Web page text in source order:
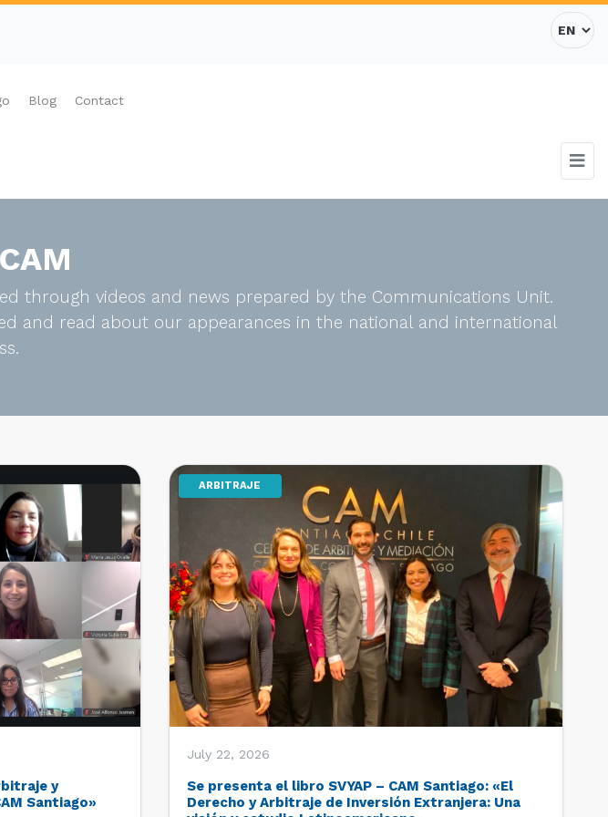
Blog Contact
through videos and news prepared by the Communications Unit.
and read about our appearances in the national and international
y
Santiago»
ARBITRAJE
July 22, 2026
Se presenta el libro SVYAP – CAM Santiago: «El
Derecho y Arbitraje de Inversión Extranjera: Una